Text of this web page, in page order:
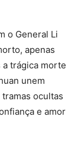
o General Li
apenas
trágica morte
unem
ocultas
e amor